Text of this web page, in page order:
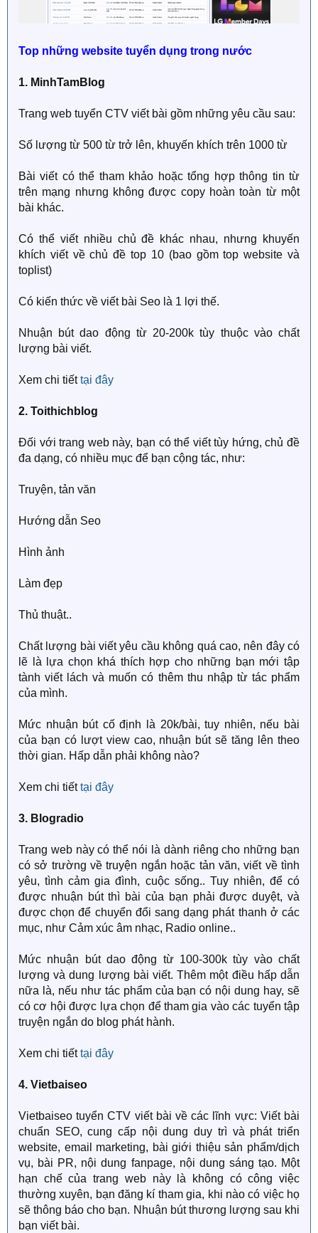
Top những website tuyển dụng trong nước
1. MinhTamBlog
Trang web tuyển CTV viết bài gồm những yêu cầu sau:
Số lượng từ 500 từ trở lên, khuyến khích trên 1000 từ
Bài viết có thể tham khảo hoặc tổng hợp thông tin từ
trên mạng nhưng không được copy hoàn toàn từ một
bài khác.
Có thể viết nhiều chủ đề khác nhau, nhưng khuyến
khích viết về chủ đề top 10 (bao gồm top website và
toplist)
Có kiến thức về viết bài Seo là 1 lợi thế.
Nhuận bút dao động từ 20-200k tùy thuộc vào chất
lượng bài viết.
Xem chi tiếttại đây
2. Toithichblog
Đối với trang web này, bạn có thể viết tùy hứng, chủ đề
đa dạng, có nhiều mục để bạn cộng tác, như:
Truyện, tản văn
Hướng dẫn Seo
Hình ảnh
Làm đẹp
Thủ thuật..
Chất lượng bài viết yêu cầu không quá cao, nên đây có
lẽ là lựa chọn khá thích hợp cho những bạn mới tập
tành viết lách và muốn có thêm thu nhập từ tác phẩm
của mình.
Mức nhuận bút cố định là 20k/bài, tuy nhiên, nếu bài
của bạn có lượt view cao, nhuận bút sẽ tăng lên theo
thời gian. Hấp dẫn phải không nào?
Xem chi tiếttại đây
3. Blogradio
Trang web này có thể nói là dành riêng cho những bạn
có sở trường về truyện ngắn hoặc tản văn, viết về tình
yêu, tình cảm gia đình, cuộc sống.. Tuy nhiên, để có
được nhuận bút thì bài của bạn phải được duyệt, và
được chọn để chuyển đổi sang dạng phát thanh ở các
mục, như Cảm xúc âm nhạc, Radio online..
Mức nhuận bút dao động từ 100-300k tùy vào chất
lượng và dung lượng bài viết. Thêm một điều hấp dẫn
nữa là, nếu như tác phẩm của bạn có nội dung hay, sẽ
có cơ hội được lựa chọn để tham gia vào các tuyển tập
truyện ngắn do blog phát hành.
Xem chi tiếttại đây
4. Vietbaiseo
Vietbaiseo tuyển CTV viết bài về các lĩnh vực: Viết bài
chuẩn SEO, cung cấp nội dung duy trì và phát triển
website, email marketing, bài giới thiệu sản phẩm/dịch
vụ, bài PR, nội dung fanpage, nội dung sáng tạo. Một
hạn chế của trang web này là không có công việc
thường xuyên, bạn đăng kí tham gia, khi nào có việc họ
sẽ thông báo cho bạn. Nhuận bút thương lượng sau khi
bạn viết bài.